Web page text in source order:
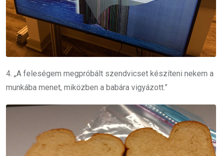
4. „A feleségem megpróbált szendvicset készíteni nekem a
munkába menet, miközben a babára vigyázott.”